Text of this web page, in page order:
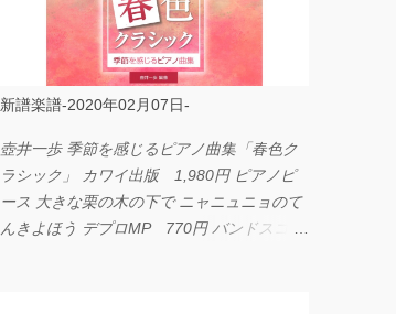
新譜楽譜-2020年02月07日-
壺井一歩 季節を感じるピアノ曲集「春色ク
ラシック」 カワイ出版 1,980円 ピアノピ
ース 大きな栗の木の下で ニャニュニョのて
んきよほう デプロMP 770円 バンドスコア